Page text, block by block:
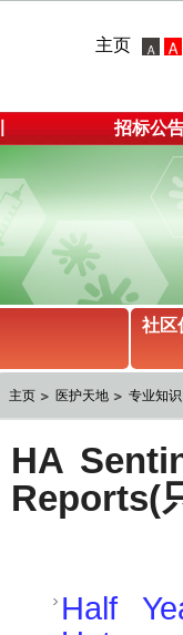
主页
招标公
社区
主页 医护天地 专业知识